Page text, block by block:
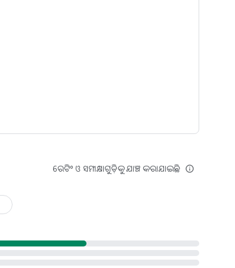
ରେଟିଂ ଓ ସମୀକ୍ଷାଗୁଡ଼ିକୁ ଯାଞ୍ଚ କରାଯାଇଛି info_outline